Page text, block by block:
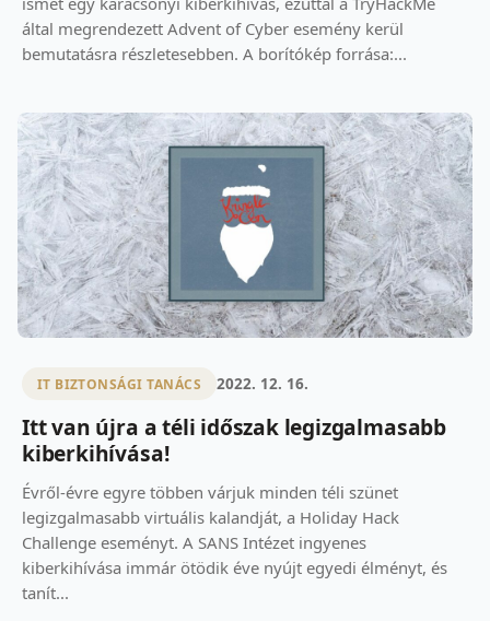
által megrendezett Advent of Cyber esemény kerül
bemutatásra részletesebben. A borítókép forrása:...
IT BIZTONSÁGI TANÁCS 2022. 12. 16.
Itt van újra a téli időszak legizgalmasabb
kiberkihívása!
Évről-évre egyre többen várjuk minden téli szünet
legizgalmasabb virtuális kalandját, a Holiday Hack
Challenge eseményt. A SANS Intézet ingyenes
kiberkihívása immár ötödik éve nyújt egyedi élményt, és
tanít...